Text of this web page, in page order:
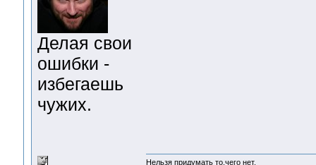
Делая свои
ошибки -
избегаешь
чужих.
Нельзя придумать то,чего нет.